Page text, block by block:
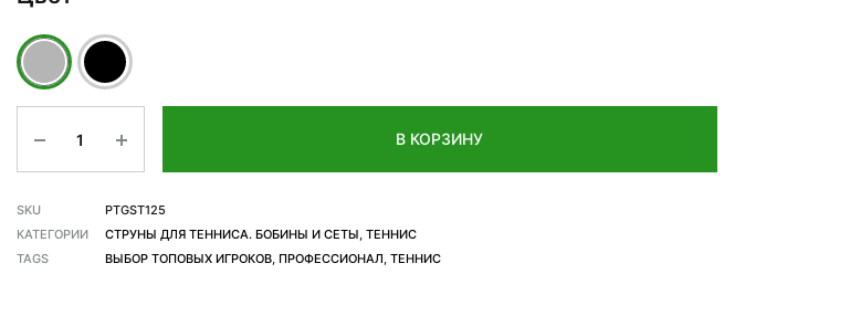
В КОРЗИНУ
SKU
PTGST125
КАТЕГОРИИ
СТРУНЫ ДЛЯ ТЕННИСА. БОБИНЫ И СЕТЫ, ТЕННИС
TAGS
ВЫБОР ТОПОВЫХ ИГРОКОВ, ПРОФЕССИОНАЛ, ТЕННИС